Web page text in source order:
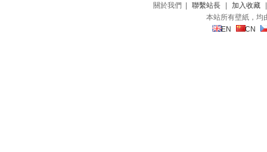
關於我們 | 聯繫站長 加入收藏
本站所有壁紙，均
EN
CN